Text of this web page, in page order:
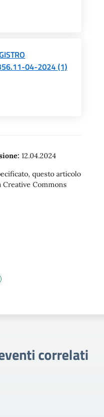
04-2024 (1)
12.04.2024
questo articolo
Commons
correlati